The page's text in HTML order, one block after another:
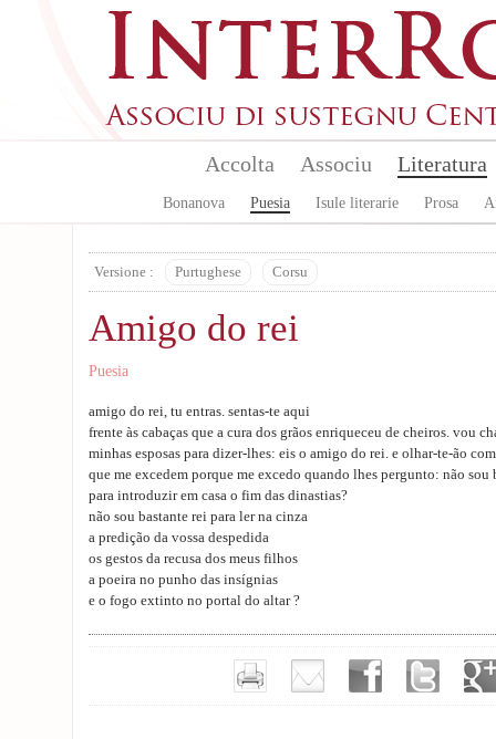
Accolta Associu Literatura
Bonanova Puesia Isule literarie Prosa
Versione : Purtughese Corsu
Amigo do rei
Puesia
amigo do rei, tu entras. sentas-te aqui
frente às cabaças que a cura dos grãos enriqueceu de cheiros. vou
minhas esposas para dizer-lhes: eis o amigo do rei. e olhar-te-ão
que me excedem porque me excedo quando lhes pergunto: não sou
para introduzir em casa o fim das dinastias?
não sou bastante rei para ler na cinza
a predição da vossa despedida
os gestos da recusa dos meus filhos
a poeira no punho das insígnias
e o fogo extinto no portal do altar ?